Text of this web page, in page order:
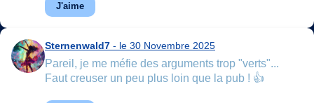
J'aime
Sternenwald7 - le 30 Novembre 2025
Pareil, je me méfie des arguments trop "verts"...
Faut creuser un peu plus loin que la pub ! 👍